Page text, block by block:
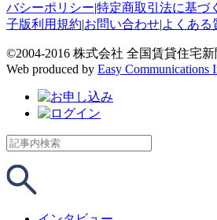
バシーポリシー|特定商取引法に基づ
子版利用規約|お問い合わせ|よくある
©2004-2016 株式会社 全国賃貸住宅新
Web produced by Easy Communications